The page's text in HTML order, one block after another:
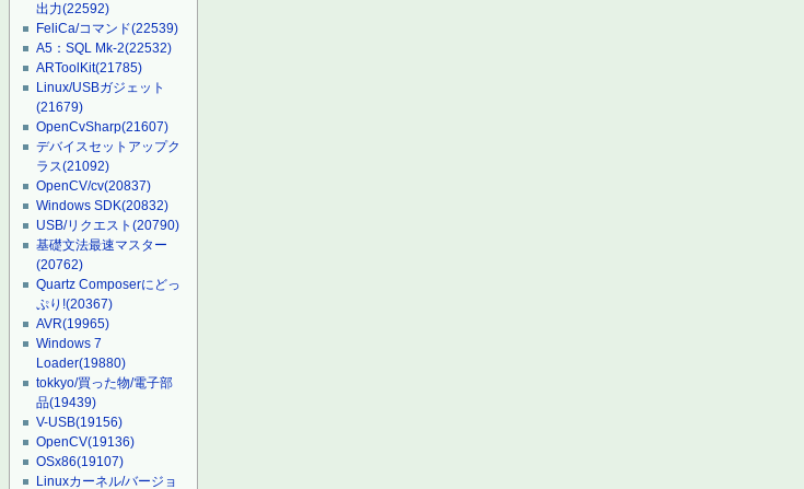
出力(22592)
FeliCa/コマンド(22539)
A5：SQL Mk-2(22532)
ARToolKit(21785)
Linux/USBガジェット
(21679)
OpenCvSharp(21607)
デバイスセットアップク
ラス(21092)
OpenCV/cv(20837)
Windows SDK(20832)
USB/リクエスト(20790)
基礎文法最速マスター
(20762)
Quartz Composerにどっ
ぷり!(20367)
AVR(19965)
Windows 7
Loader(19880)
tokkyo/買った物/電子部
品(19439)
V-USB(19156)
OpenCV(19136)
OSx86(19107)
Linuxカーネル/バージョ